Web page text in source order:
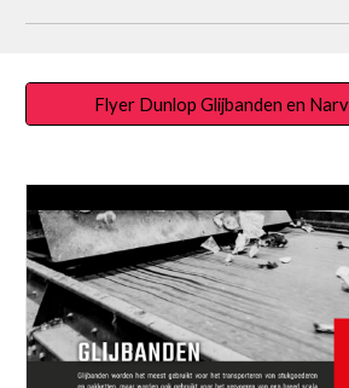
Flyer Dunlop Glijbanden en